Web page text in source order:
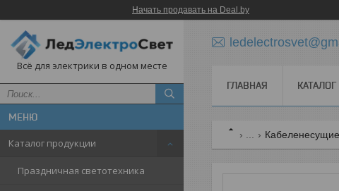
Начать продавать на Deal.by
Всё для электрики в одном месте
Каталог продукции
Праздничная светотехника
ГЛАВНАЯ